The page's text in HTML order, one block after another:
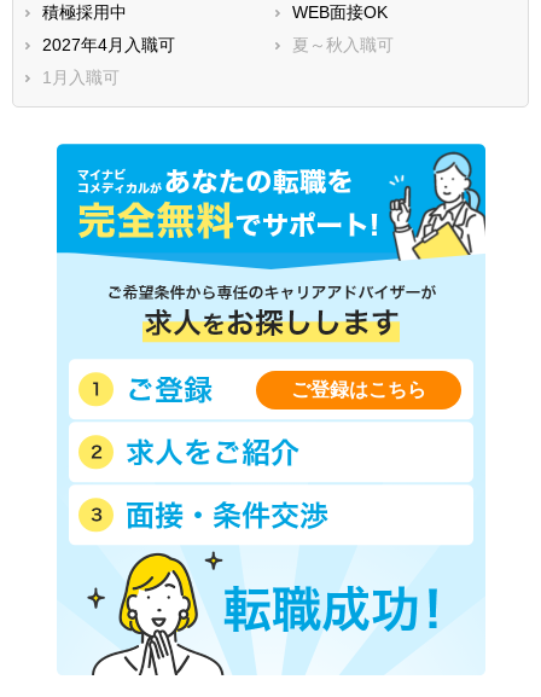
積極採用中
WEB面接OK
2027年4月入職可
夏～秋入職可
1月入職可
ご登録はこちら